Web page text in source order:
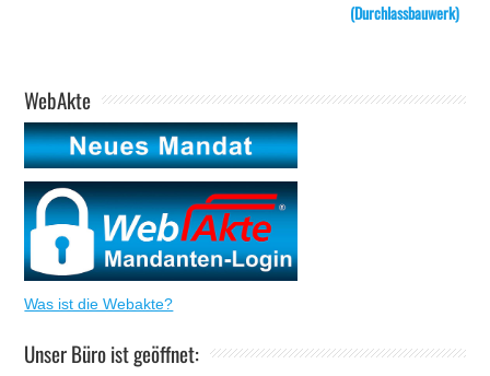
(Durchlassbauwerk)
WebAkte
Was ist die Webakte?
Unser Büro ist geöffnet: